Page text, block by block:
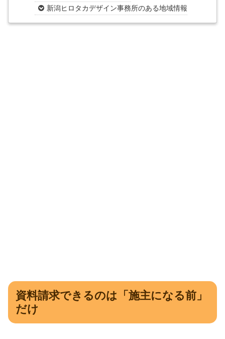
新潟ヒロタカデザイン事務所のある地域情報
資料請求できるのは「施主になる前」
だけ